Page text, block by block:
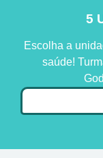
5
Escolha a
saúde!